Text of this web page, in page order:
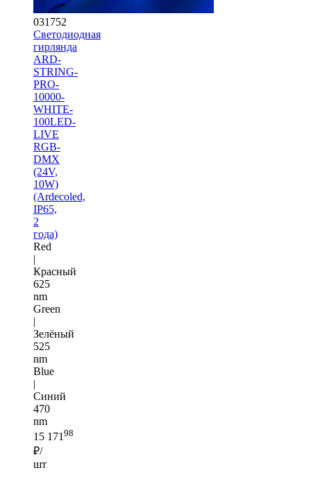
031752
Светодиодная
гирлянда
ARD-
STRING-
PRO-
10000-
WHITE-
100LED-
LIVE
RGB-
DMX
(24V,
10W)
(Ardecoled,
IP65,
2
года)
Red
|
Красный
625
nm
Green
|
Зелёный
525
nm
Blue
|
Синий
470
nm
15 171 98
₽/
шт